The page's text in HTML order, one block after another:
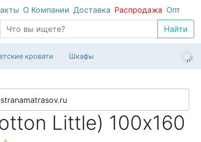
О Компании Доставка Распродажа Опт
кровати Шкафы
Little) 100х160